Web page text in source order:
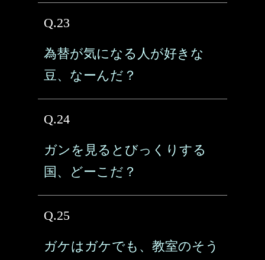
Q.23
為替が気になる人が好きな
豆、なーんだ？
Q.24
ガンを見るとびっくりする
国、どーこだ？
Q.25
ガケはガケでも、教室のそう